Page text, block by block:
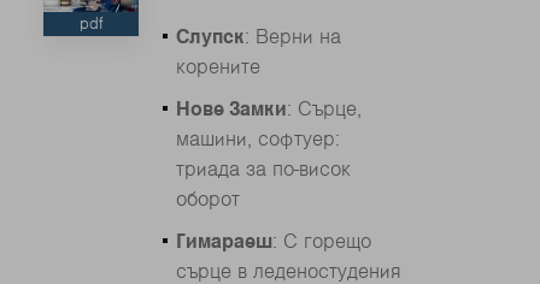
pdf
Слупск: Верни на
корените
Нове Замки: Сърце,
машини, софтуер:
триада за по-висок
оборот
Гимараеш: С горещо
сърце в леденостудения